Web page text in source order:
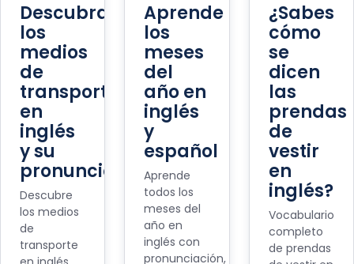
Descubramos
los
medios
de
transporte
en
inglés
y su
pronunciación
Descubre
los medios
de
transporte
Aprende
los
meses
del
año en
inglés
y
español
Aprende
todos los
meses del
año en
inglés con
pronunciación,
¿Sabes
cómo
se
dicen
las
prendas
de
vestir
en
inglés?
Vocabulario
completo
de prendas